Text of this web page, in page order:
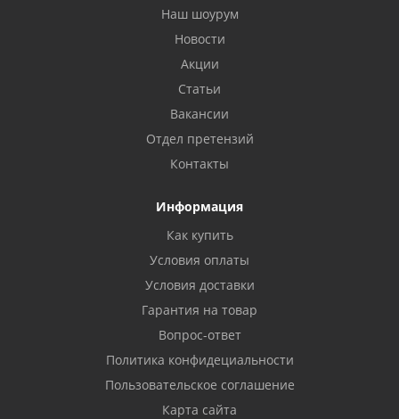
Наш шоурум
Новости
Акции
Статьи
Вакансии
Отдел претензий
Контакты
Информация
Как купить
Условия оплаты
Условия доставки
Гарантия на товар
Вопрос-ответ
Политика конфидециальности
Пользовательское соглашение
Карта сайта